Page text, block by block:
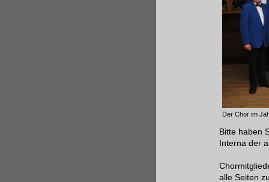
Der Chor im
Bitte haben
Interna der
alle Seiten